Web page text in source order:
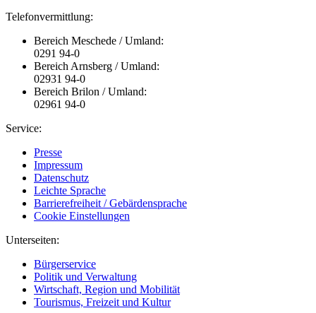
Telefonvermittlung:
Bereich Meschede / Umland:
0291 94-0
Bereich Arnsberg / Umland:
02931 94-0
Bereich Brilon / Umland:
02961 94-0
Service:
Presse
Impressum
Datenschutz
Leichte Sprache
Barrierefreiheit / Gebärdensprache
Cookie Einstellungen
Unterseiten:
Bürgerservice
Politik und Verwaltung
Wirtschaft, Region und Mobilität
Tourismus, Freizeit und Kultur